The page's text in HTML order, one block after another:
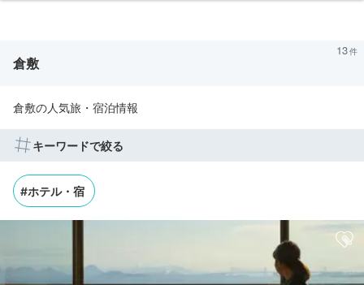
倉敷
13
倉敷の人気旅・宿泊情報
キーワードで絞る
#ホテル・宿